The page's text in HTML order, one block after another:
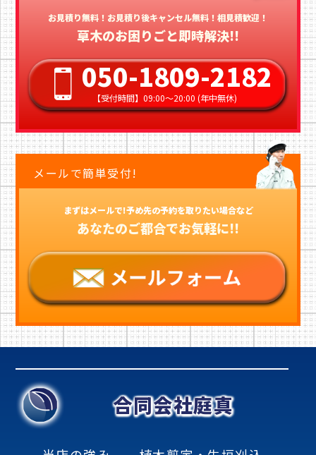
お見積り無料！お見積り後キャンセル無料！相見積歓迎！
草木のお困りごと即時解決!!
050-1809-2182
【受付時間】09:00〜20:00 (年中無休)
メールで簡単受付!
まずはメールで!予め先の予約を取りたい場合など
あなたのご都合でお気軽に!!
合同会社庭真